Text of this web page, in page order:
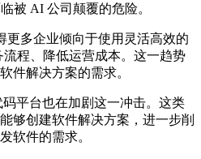
被 AI 公司颠覆的危险。
多企业倾向于使用灵活高效的
程、降低运营成本。这一趋势
件解决方案的需求。
台也在加剧这一冲击。这类
够创建软件解决方案，进一步削
软件的需求。